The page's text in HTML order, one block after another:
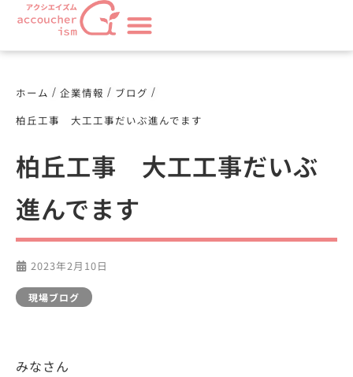
ホーム / 企業情報 / ブログ /
柏丘工事 大工工事だいぶ進んでます
柏丘工事 大工工事だいぶ
進んでます
2023年2月10日
現場ブログ
みなさん